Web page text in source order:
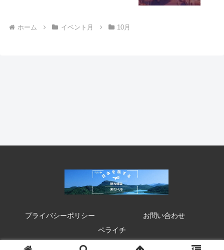
ホーム イベント月 10月
プライバシーポリシー
お問い合わせ
ペライチ
© 2020 来たHUB 観光 イベント 祭り お得情報.